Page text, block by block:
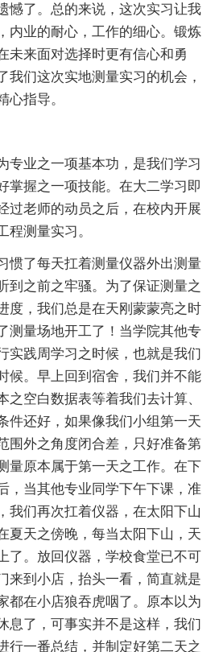
憾了。总的来说，这次实习让我
内业的耐心，工作的细心。锻炼
未来面对选择时更有信心和勇
我们这次实地测量实习的机会，
心指导。
业之一项基本功，是我们学习
掌握之一项技能。在大二学习即
过老师的动员之后，在校内开展
程测量实习。
了每天扛着测量仪器外出测量
到之前之牢骚。为了保证测量之
度，我们总是在天刚蒙蒙亮之时
测量场地开工了！当学院其他专
实践周学习之时候，也就是我们
候。早上回到宿舍，我们并不能
之空白数据表等着我们去计算、
件还好，如果像我们小组第一天
围外之角度闭合差，只好准备第
量原本属于第一天之工作。在下
，当其他专业同学下午下课，准
我们再次扛着仪器，在太阳下山
夏天之傍晚，每当太阳下山，天
了。放回仪器，学校食堂已不可
来到小店，抬头一看，简直就是
都在小店狼吞虎咽了。原本以为
息了，可事实并不是这样，我们
行一番总结，并制定好第二天之